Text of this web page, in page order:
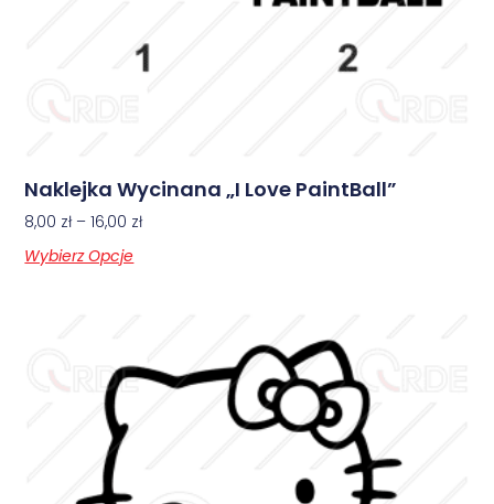
Naklejka Wycinana „I Love PaintBall”
8,00 zł – 16,00 zł
Wybierz Opcje